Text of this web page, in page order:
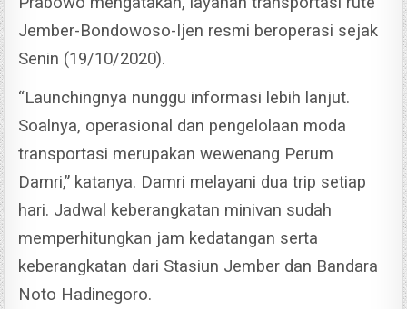
Jember-Bondowoso-Ijen resmi beroperasi sejak
Senin (19/10/2020).
“Launchingnya nunggu informasi lebih lanjut.
Soalnya, operasional dan pengelolaan moda
transportasi merupakan wewenang Perum
Damri,” katanya. Damri melayani dua trip setiap
hari. Jadwal keberangkatan minivan sudah
memperhitungkan jam kedatangan serta
keberangkatan dari Stasiun Jember dan Bandara
Noto Hadinegoro.